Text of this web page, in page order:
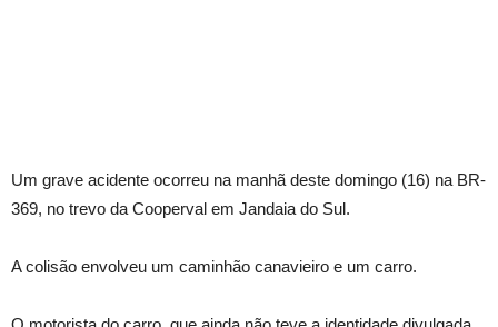
Um grave acidente ocorreu na manhã deste domingo (16) na BR-
369, no trevo da Cooperval em Jandaia do Sul.
A colisão envolveu um caminhão canavieiro e um carro.